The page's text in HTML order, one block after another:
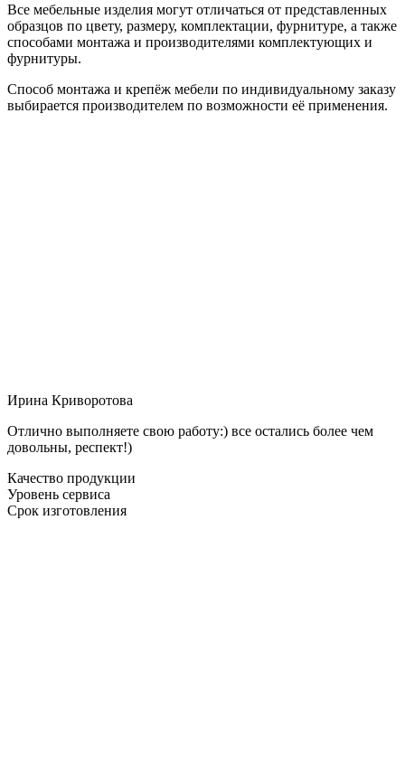
Все мебельные изделия могут отличаться от представленных
образцов по цвету, размеру, комплектации, фурнитуре, а также
способами монтажа и производителями комплектующих и
фурнитуры.
Способ монтажа и крепёж мебели по индивидуальному заказу
выбирается производителем по возможности её применения.
Ирина Криворотова
Отлично выполняете свою работу:) все остались более чем
довольны, респект!)
Качество продукции
Уровень сервиса
Срок изготовления